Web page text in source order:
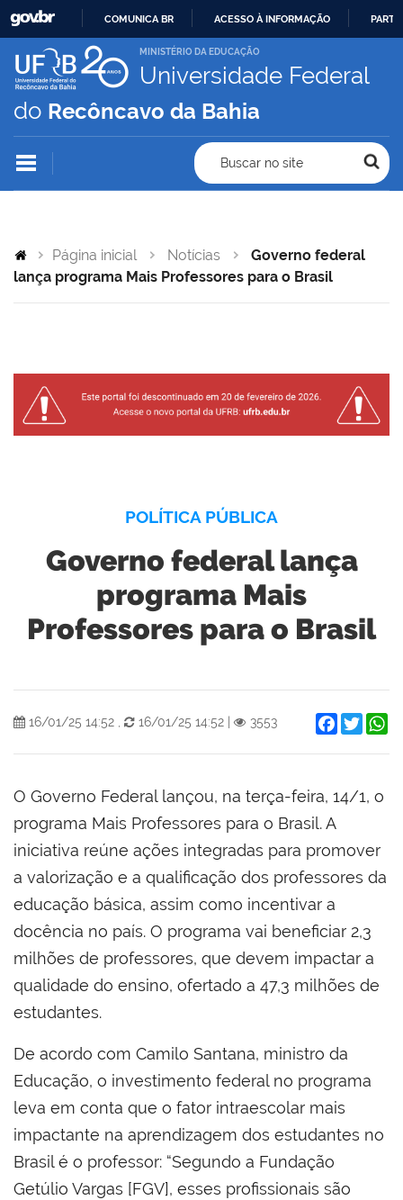
IR
PARA
CONTEÚDO
COMUNICA BR ACESSO À INFORMAÇÃO
MINISTÉRIO DA EDUCAÇÃO
Universidade Federal
do Recôncavo da Bahia
Buscar no site
Página inicial Notícias
Governo federal
lança programa Mais Professores para o Brasil
POLÍTICA PÚBLICA
Governo federal lança
programa Mais
Professores para o Brasil
16/01/25 14:52 , 16/01/25 14:52 3553 Facebook
Twitter
O Governo Federal lançou, na terça-feira, 14/1, o
programa Mais Professores para o Brasil. A
iniciativa reúne ações integradas para promover
a valorização e a qualificação dos professores da
educação básica, assim como incentivar a
docência no país. O programa vai beneficiar 2,3
milhões de professores, que devem impactar a
qualidade do ensino, ofertado a 47,3 milhões de
estudantes.
De acordo com Camilo Santana, ministro da
Educação, o investimento federal no programa
leva em conta que o fator intraescolar mais
impactante na aprendizagem dos estudantes no
Brasil é o professor: “Segundo a Fundação
Getúlio Vargas [FGV], esses profissionais são